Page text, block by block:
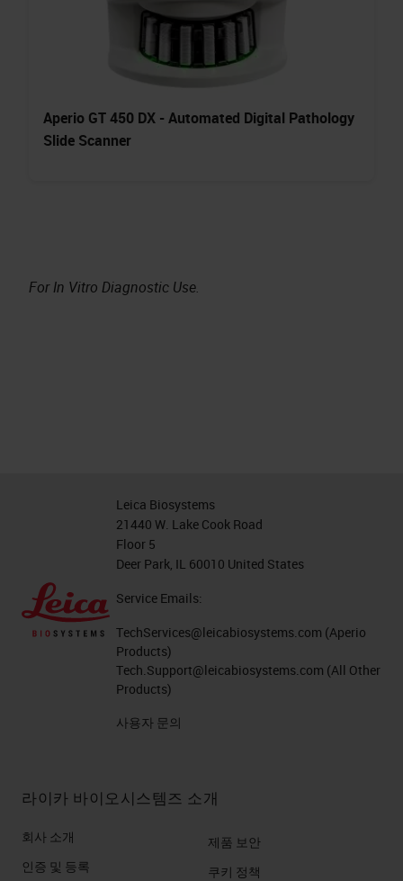
Aperio GT 450 DX - Automated Digital Pathology
Slide Scanner
For In Vitro Diagnostic Use.
Leica Biosystems
21440 W. Lake Cook Road
Floor 5
Deer Park, IL 60010 United States
Service Emails:
TechServices@leicabiosystems.com (Aperio
Products)
Tech.Support@leicabiosystems.com (All Other
Products)
사용자 문의
라이카 바이오시스템즈 소개
회사 소개
인증 및 등록
제품 보안
쿠키 정책